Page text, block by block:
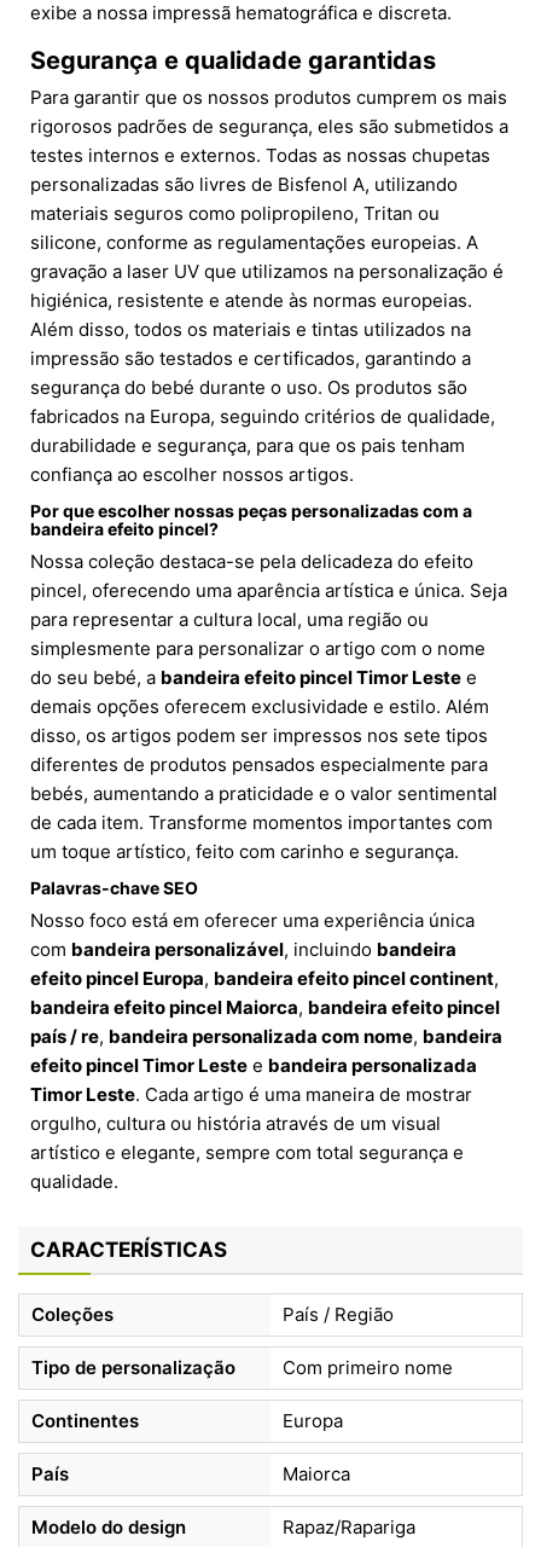
exibe a nossa impressã hematográfica e discreta.
Segurança e qualidade garantidas
Para garantir que os nossos produtos cumprem os mais
rigorosos padrões de segurança, eles são submetidos a
testes internos e externos. Todas as nossas chupetas
personalizadas são livres de Bisfenol A, utilizando
materiais seguros como polipropileno, Tritan ou
silicone, conforme as regulamentações europeias. A
gravação a laser UV que utilizamos na personalização é
higiénica, resistente e atende às normas europeias.
Além disso, todos os materiais e tintas utilizados na
impressão são testados e certificados, garantindo a
segurança do bebé durante o uso. Os produtos são
fabricados na Europa, seguindo critérios de qualidade,
durabilidade e segurança, para que os pais tenham
confiança ao escolher nossos artigos.
Por que escolher nossas peças personalizadas com a
bandeira efeito pincel?
Nossa coleção destaca-se pela delicadeza do efeito
pincel, oferecendo uma aparência artística e única. Seja
para representar a cultura local, uma região ou
simplesmente para personalizar o artigo com o nome
do seu bebé, a bandeira efeito pincel Timor Leste e
demais opções oferecem exclusividade e estilo. Além
disso, os artigos podem ser impressos nos sete tipos
diferentes de produtos pensados especialmente para
bebés, aumentando a praticidade e o valor sentimental
de cada item. Transforme momentos importantes com
um toque artístico, feito com carinho e segurança.
Palavras-chave SEO
Nosso foco está em oferecer uma experiência única
com bandeira personalizável, incluindo bandeira
efeito pincel Europa, bandeira efeito pincel continent,
bandeira efeito pincel Maiorca, bandeira efeito pincel
país / re, bandeira personalizada com nome, bandeira
efeito pincel Timor Leste e bandeira personalizada
Timor Leste. Cada artigo é uma maneira de mostrar
orgulho, cultura ou história através de um visual
artístico e elegante, sempre com total segurança e
qualidade.
CARACTERÍSTICAS
Coleções País / Região
Tipo de personalização Com primeiro nome
Continentes Europa
País Maiorca
Modelo do design Rapaz/Rapariga